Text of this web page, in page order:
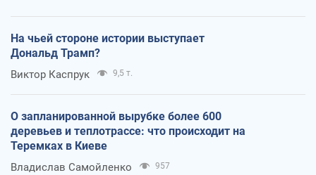
На чьей стороне истории выступает
Дональд Трамп?
Виктор Каспрук 9,5 т.
О запланированной вырубке более 600
деревьев и теплотрассе: что происходит на
Теремках в Киеве
Владислав Самойленко 957